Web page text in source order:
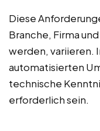
Diese
Branche, Firma
werden, variieren.
automatisierten
technische
erforderlich sein.